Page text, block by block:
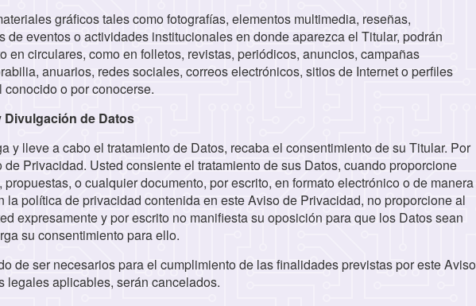
gráficos tales como fotografías, elementos multimedia, reseñas,
de eventos o actividades institucionales en donde aparezca el Titular, podrán
en circulares, como en folletos, revistas, periódicos, anuncios, campañas
anuarios, redes sociales, correos electrónicos, sitios de Internet o perfiles
o por conocerse.
Divulgación de Datos
y lleve a cabo el tratamiento de Datos, recaba el consentimiento de su Titular. Por
Privacidad. Usted consiente el tratamiento de sus Datos, cuando proporcione
o cualquier documento, por escrito, en formato electrónico o de manera
la política de privacidad contenida en este Aviso de Privacidad, no proporcione al
expresamente y por escrito no manifiesta su oposición para que los Datos sean
su consentimiento para ello.
de ser necesarios para el cumplimiento de las finalidades previstas por este Aviso
aplicables, serán cancelados.